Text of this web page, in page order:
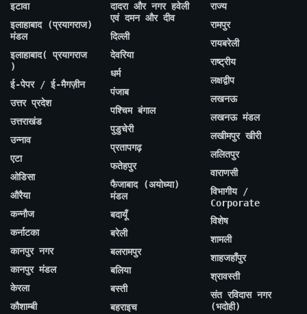
इटावा
इलाहाबाद (प्रयागराज)
मंडल
इलाहाबाद( प्रयागराज
)
ई-पेपर / ई-मैगज़ीन
उत्तर प्रदेश
उत्तराखंड
उन्नाव
एटा
ओडिसा
औरैया
कन्नौज
कर्नाटका
कानपुर नगर
कानपुर मंडल
केरला
कौशाम्बी
दादरा और नगर हवेली
एवं दमन और दीव
दिल्ली
देवरिया
धर्म
पंजाब
पश्चिम बंगाल
पुडुचेरी
प्रतापगढ़
फतेहपुर
फैजाबाद (अयोध्या)
मंडल
बदायूँ
बरेली
बलरामपुर
बलिया
बस्ती
बहराइच
राज्य
रामपुर
रायबरेली
राष्ट्रीय
लक्षद्वीप
लखनऊ
लखनऊ मंडल
लखीमपुर खीरी
ललितपुर
वाराणसी
विभागीय /
Corporate
विशेष
शामली
शाहजहाँपुर
श्रावस्ती
संत रविदास नगर
(भदोही)